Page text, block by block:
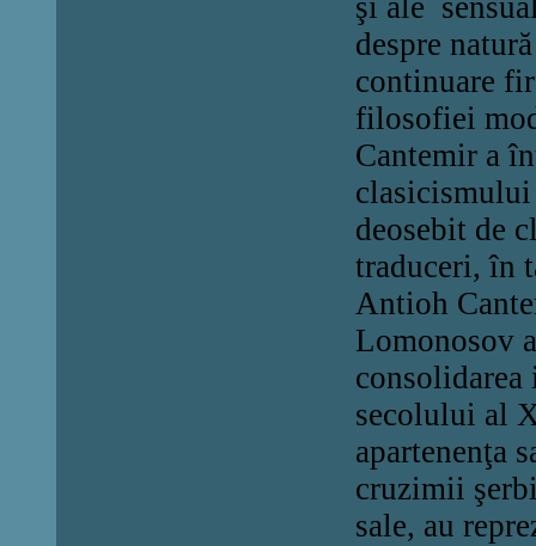
şi ale
despre
continuare
filosofiei
Cantemir a
clasicismului
deosebit de
traduceri, în
Antioh C
Lomonosov
secolului al
apartenenţa
cruzimii
sale, au